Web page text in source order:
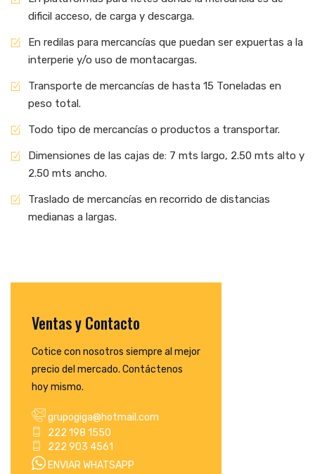
dificil acceso, de carga y descarga.
En redilas para mercancías que puedan ser expuertas a la
interperie y/o uso de montacargas.
Transporte de mercancías de hasta 15 Toneladas en
peso total.
Todo tipo de mercancías o productos a transportar.
Dimensiones de las cajas de: 7 mts largo, 2.50 mts alto y
2.50 mts ancho.
Traslado de mercancías en recorrido de distancias
medianas a largas.
Ventas y Contacto
Cotice con nosotros siempre al mejor
precio del mercado. Contáctenos
hoy mismo.
grupogiga@hotmail.com
222 198 1550
222 903 4561
ENVIAR WHATSAPP